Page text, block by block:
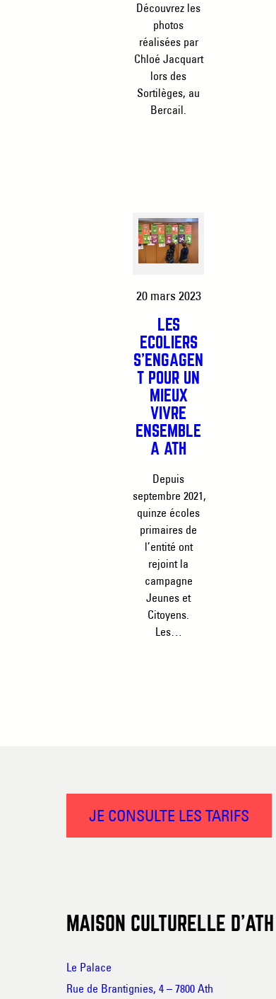
Découvrez les
photos
réalisées par
Chloé Jacquart
lors des
Sortilèges, au
Bercail.
20 mars 2023
LES
ÉCOLIERS
S’ENGAGEN
T POUR UN
MIEUX
VIVRE
ENSEMBLE
À ATH
Depuis
septembre 2021,
quinze écoles
primaires de
l’entité ont
rejoint la
campagne
Jeunes et
Citoyens.
Les…
JE CONSULTE LES TARIFS
MAISON CULTURELLE D’ATH
Le Palace
Rue de Brantignies, 4 – 7800 Ath